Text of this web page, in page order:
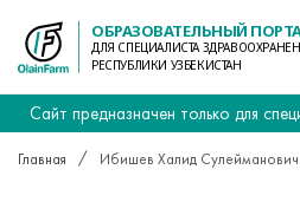
ОБРАЗОВАТЕЛЬНЫЙ
ДЛЯ СПЕЦИАЛИСТА
РЕСПУБЛИКИ УЗБЕКИСТАН
Сайт предназначен только для
Главная Ибишев Халид Сулейманович